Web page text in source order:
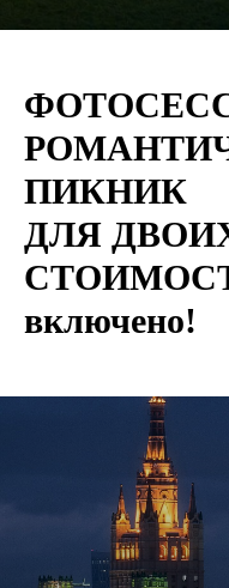
ПИКНИК
ДЛЯ
включено!